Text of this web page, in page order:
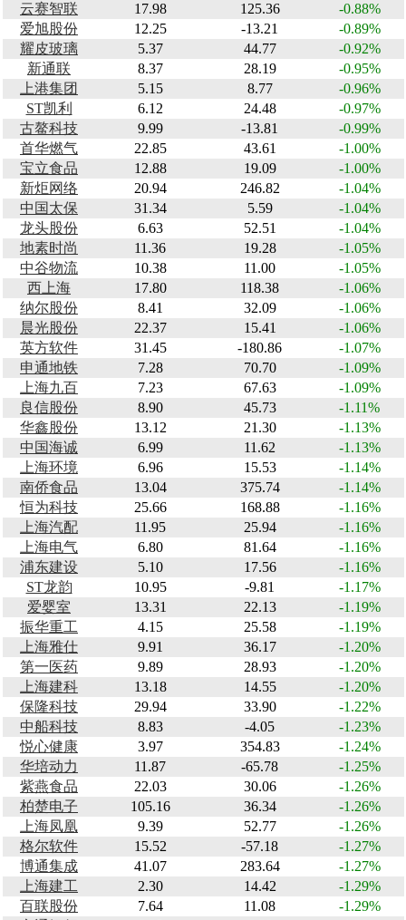
云赛智联
17.98 125.36
-0.88%
爱旭股份
12.25 -13.21
-0.89%
耀皮玻璃
5.37 44.77
-0.92%
新通联
8.37 28.19
-0.95%
上港集团
5.15 8.77
-0.96%
ST凯利
6.12 24.48
-0.97%
古鳌科技
9.99 -13.81
-0.99%
首华燃气
22.85 43.61
-1.00%
宝立食品
12.88 19.09
-1.00%
新炬网络
20.94 246.82
-1.04%
中国太保
31.34 5.59
-1.04%
龙头股份
6.63 52.51
-1.04%
地素时尚
11.36 19.28
-1.05%
中谷物流
10.38 11.00
-1.05%
西上海
17.80 118.38
-1.06%
纳尔股份
8.41 32.09
-1.06%
晨光股份
22.37 15.41
-1.06%
英方软件
31.45 -180.86
-1.07%
申通地铁
7.28 70.70
-1.09%
上海九百
7.23 67.63
-1.09%
良信股份
8.90 45.73
-1.11%
华鑫股份
13.12 21.30
-1.13%
中国海诚
6.99 11.62
-1.13%
上海环境
6.96 15.53
-1.14%
南侨食品
13.04 375.74
-1.14%
恒为科技
25.66 168.88
-1.16%
上海汽配
11.95 25.94
-1.16%
上海电气
6.80 81.64
-1.16%
浦东建设
5.10 17.56
-1.16%
ST龙韵
10.95 -9.81
-1.17%
爱婴室
13.31 22.13
-1.19%
振华重工
4.15 25.58
-1.19%
上海雅仕
9.91 36.17
-1.20%
第一医药
9.89 28.93
-1.20%
上海建科
13.18 14.55
-1.20%
保隆科技
29.94 33.90
-1.22%
中船科技
8.83 -4.05
-1.23%
悦心健康
3.97 354.83
-1.24%
华培动力
11.87 -65.78
-1.25%
紫燕食品
22.03 30.06
-1.26%
柏楚电子
105.16 36.34
-1.26%
上海凤凰
9.39 52.77
-1.26%
格尔软件
15.52 -57.18
-1.27%
博通集成
41.07 283.64
-1.27%
上海建工
2.30 14.42
-1.29%
百联股份
7.64 11.08
-1.29%